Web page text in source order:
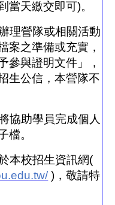
當天繳交即可)。
理營隊或相關活動
案之準備或充實，
參與證明文件」，
生公信，本營隊不
協助學員完成個人
檔。
本校招生資訊網(
) ，敬請特